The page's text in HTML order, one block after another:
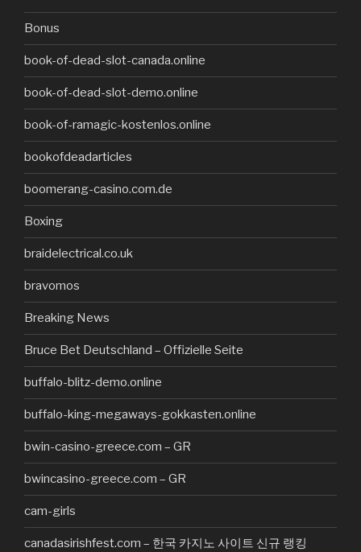
Bonus
book-of-dead-slot-canada.online
book-of-dead-slot-demo.online
book-of-ramagic-kostenlos.online
bookofdeadarticles
boomerang-casino.com.de
Boxing
braidelectrical.co.uk
bravomos
Breaking News
Bruce Bet Deutschland – Offizielle Seite
buffalo-blitz-demo.online
buffalo-king-megaways-gokkasten.online
bwin-casino-greece.com – GR
bwincasino-greece.com – GR
cam-girls
canadasirishfest.com – 한국 카지노 사이트 신규 랭킹